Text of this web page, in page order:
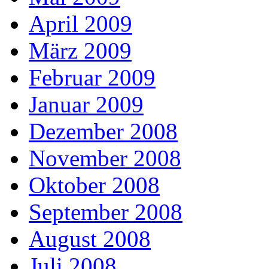
April 2009
März 2009
Februar 2009
Januar 2009
Dezember 2008
November 2008
Oktober 2008
September 2008
August 2008